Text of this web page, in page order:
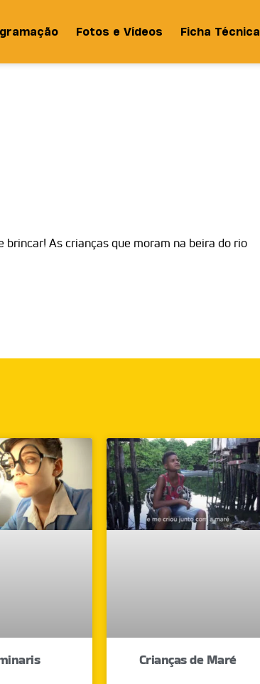
Fotos e Vídeos Ficha Técnica
brincar! As crianças que moram na beira do rio
Crianças de Maré